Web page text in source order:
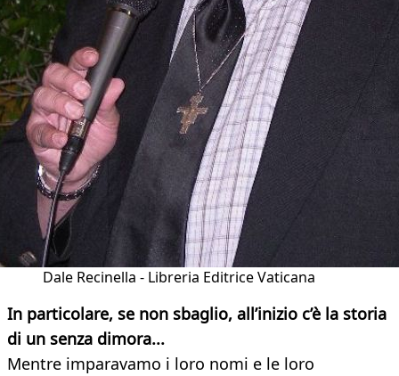
Dale Recinella - Libreria Editrice Vaticana
In particolare, se non sbaglio, all’inizio c’è la storia
di un senza dimora...
Mentre imparavamo i loro nomi e le loro